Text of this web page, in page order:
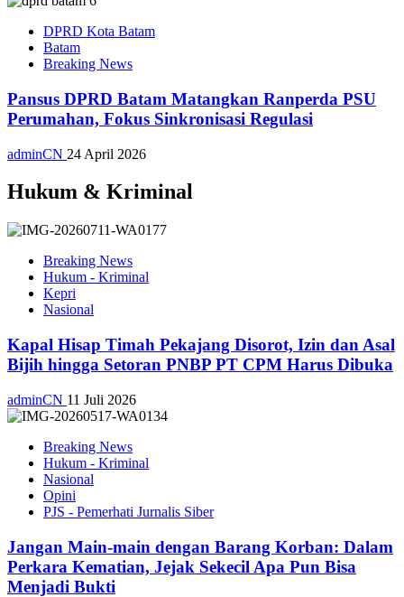
DPRD Kota Batam
Batam
Breaking News
Pansus DPRD Batam Matangkan Ranperda PSU
Perumahan, Fokus Sinkronisasi Regulasi
adminCN 24 April 2026
Hukum & Kriminal
Breaking News
Hukum - Kriminal
Kepri
Nasional
Kapal Hisap Timah Pekajang Disorot, Izin dan Asal
Bijih hingga Setoran PNBP PT CPM Harus Dibuka
adminCN 11 Juli 2026
Breaking News
Hukum - Kriminal
Nasional
Opini
PJS - Pemerhati Jurnalis Siber
Jangan Main-main dengan Barang Korban: Dalam
Perkara Kematian, Jejak Sekecil Apa Pun Bisa
Menjadi Bukti